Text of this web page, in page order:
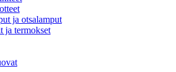
ja otsalamput
ja termokset